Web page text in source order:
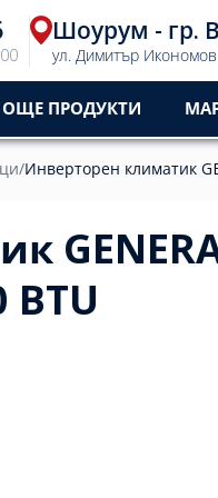
Шоурум - гр.
ул. Димитър
ОЩЕ ПРОДУКТИ
/Инверторен климатик
BTU